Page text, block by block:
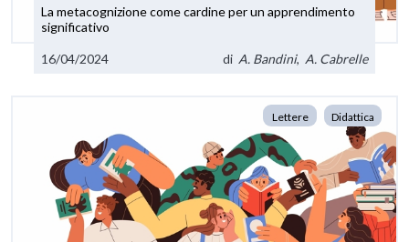
La metacognizione come cardine per un apprendimento
significativo
16/04/2024 di A. Bandini, A. Cabrelle
Lettere Didattica